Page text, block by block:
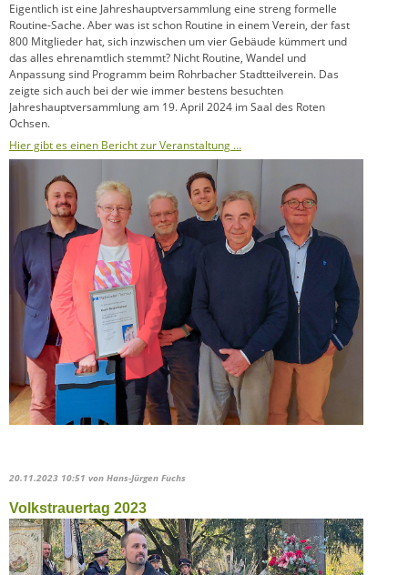
Eigentlich ist eine Jahreshauptversammlung eine streng formelle
Routine-Sache. Aber was ist schon Routine in einem Verein, der fast
800 Mitglieder hat, sich inzwischen um vier Gebäude kümmert und
das alles ehrenamtlich stemmt? Nicht Routine, Wandel und
Anpassung sind Programm beim Rohrbacher Stadtteilverein. Das
zeigte sich auch bei der wie immer bestens besuchten
Jahreshauptversammlung am 19. April 2024 im Saal des Roten
Ochsen.
Hier gibt es einen Bericht zur Veranstaltung …
20.11.2023 10:51 von Hans-Jürgen Fuchs
Volkstrauertag 2023